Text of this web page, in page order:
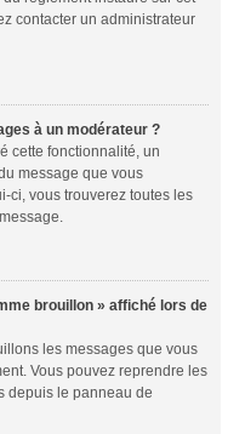
contacter un administrateur
à un modérateur ?
cette fonctionnalité, un
message que vous
ci, vous trouverez toutes les
brouillon » affiché lors de
les messages que vous
Vous pouvez reprendre les
depuis le panneau de